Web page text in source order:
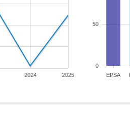
2024 2025 EPSA
0
50